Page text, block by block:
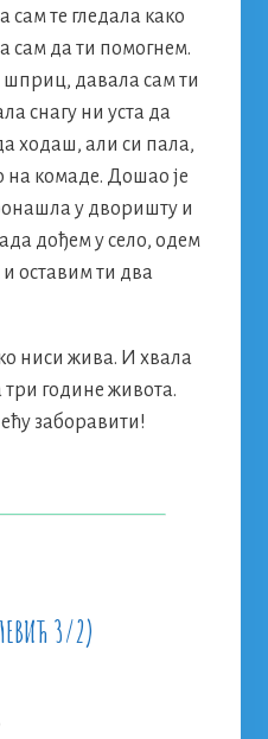
те гледала како
сам да ти помогнем.
давала сам ти
снагу ни уста да
ходаш, али си пала,
на комаде. Дошао је
у дворишту и
дођем у село, одем
оставим ти два
ниси жива. И хвала
године живота.
заборавити!
3/2)